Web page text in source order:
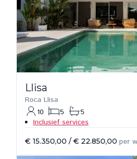
Llisa
Roca Llisa
10
5
5
Inclusief services
€ 15.350,00 / € 22.850,00 per